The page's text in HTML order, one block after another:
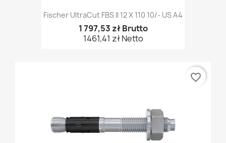
Fischer UltraCut FBS II 12 X 110 10/- US A4
1 797,53 zł Brutto
1461,41 zł Netto
favorite_border